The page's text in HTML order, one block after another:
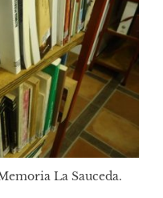
La Sauceda.